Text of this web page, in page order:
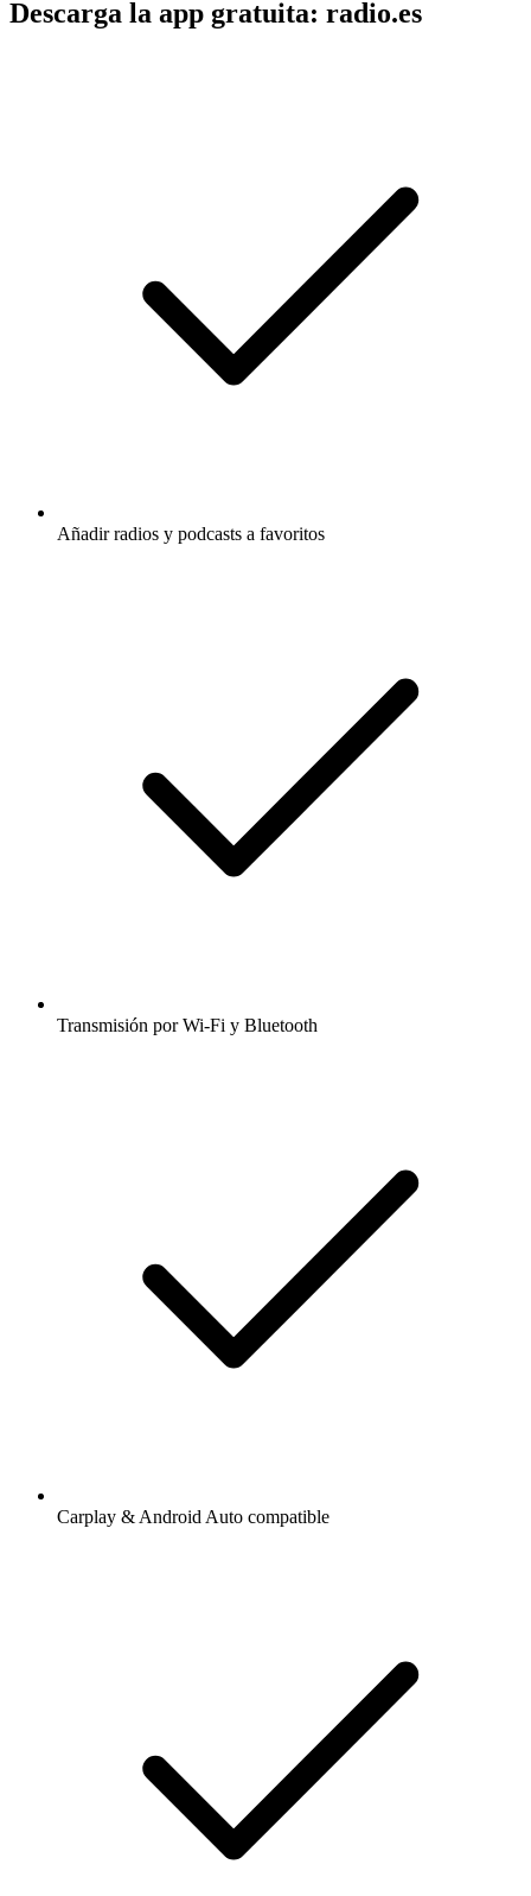
Descarga la app gratuita: radio.es
Añadir radios y podcasts a favoritos
Transmisión por Wi-Fi y Bluetooth
Carplay & Android Auto compatible